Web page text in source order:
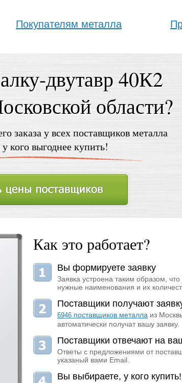
Покупателям металла
двутавр 40К2
области?
заказа у всех поставщиков металла
кого выгоднее купить!
Как это работает?
Вы формируете заявку
Заявка устроена таким образом,
нужные наименования и их
Поставщики получают
6946 поставщиков металла из
автоматически получат вашу заявку.
Поставщики отвечают на
Ответы с предложениями от
указаный вами Email.
Вы выбираете, у кого купить!